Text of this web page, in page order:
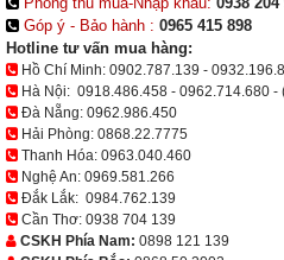
CSKH Phía Nam:0898 121 139
CSKH Phía Bắc: 0868 50 2002
Copyright © 2013 - 2022 Công ty
Giấy chứng nhận đăng ký kinh doanh số
Sở Kế hoạch và Đầu tư
Địa chỉ đăng ký trụ sở chính: 33/4 Bùi